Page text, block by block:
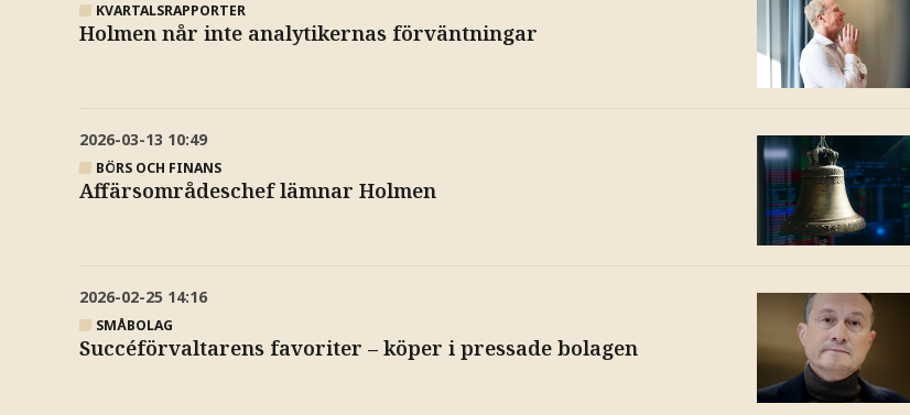
KVARTALSRAPPORTER
Holmen når inte analytikernas förväntningar
2026-03-13 10:49
BÖRS OCH FINANS
Affärsområdeschef lämnar Holmen
2026-02-25 14:16
SMÅBOLAG
Succéförvaltarens favoriter – köper i pressade bolagen